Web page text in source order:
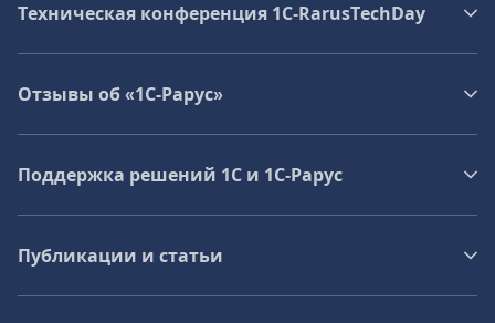
Техническая конференция 1C‑RarusTechDay
Отзывы об «1С-Рарус»
Поддержка решений 1С и 1С‑Рарус
Публикации и статьи